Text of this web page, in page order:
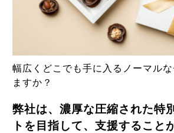
幅広くどこでも手に入るノーマル
ますか？
弊社は、濃厚な圧縮された特
トを目指して、支援すること